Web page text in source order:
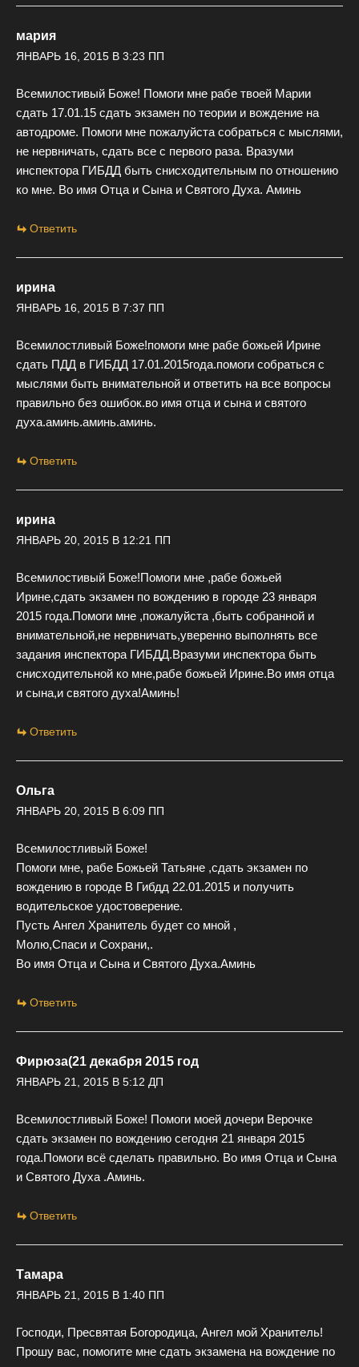
мария
ЯНВАРЬ 16, 2015 В 3:23 ПП
Всемилостивый Боже! Помоги мне рабе твоей Марии
сдать 17.01.15 сдать экзамен по теории и вождение на
автодроме. Помоги мне пожалуйста собраться с мыслями,
не нервничать, сдать все с первого раза. Вразуми
инспектора ГИБДД быть снисходительным по отношению
ко мне. Во имя Отца и Сына и Святого Духа. Аминь
Ответить
ирина
ЯНВАРЬ 16, 2015 В 7:37 ПП
Всемилостливый Боже!помоги мне рабе божьей Ирине
сдать ПДД в ГИБДД 17.01.2015года.помоги собраться с
мыслями быть внимательной и ответить на все вопросы
правильно без ошибок.во имя отца и сына и святого
духа.аминь.аминь.аминь.
Ответить
ирина
ЯНВАРЬ 20, 2015 В 12:21 ПП
Всемилостивый Боже!Помоги мне ,рабе божьей
Ирине,сдать экзамен по вождению в городе 23 января
2015 года.Помоги мне ,пожалуйста ,быть собранной и
внимательной,не нервничать,уверенно выполнять все
задания инспектора ГИБДД.Вразуми инспектора быть
снисходительной ко мне,рабе божьей Ирине.Во имя отца
и сына,и святого духа!Аминь!
Ответить
Ольга
ЯНВАРЬ 20, 2015 В 6:09 ПП
Всемилостливый Боже!
Помоги мне, рабе Божьей Татьяне ,сдать экзамен по
вождению в городе В Гибдд 22.01.2015 и получить
водительское удостоверение.
Пусть Ангел Хранитель будет со мной ,
Молю,Спаси и Сохрани,.
Во имя Отца и Сына и Святого Духа.Аминь
Ответить
Фирюза(21 декабря 2015 год
ЯНВАРЬ 21, 2015 В 5:12 ДП
Всемилостливый Боже! Помоги моей дочери Верочке
сдать экзамен по вождению сегодня 21 января 2015
года.Помоги всё сделать правильно. Во имя Отца и Сына
и Святого Духа .Аминь.
Ответить
Тамара
ЯНВАРЬ 21, 2015 В 1:40 ПП
Господи, Пресвятая Богородица, Ангел мой Хранитель!
Прошу вас, помогите мне сдать экзамена на вождение по